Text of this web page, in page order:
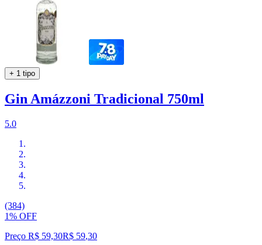
+ 1 tipo
Gin Amázzoni Tradicional 750ml
5.0
(384)
1% OFF
Preço R$ 59,30R$ 59,30